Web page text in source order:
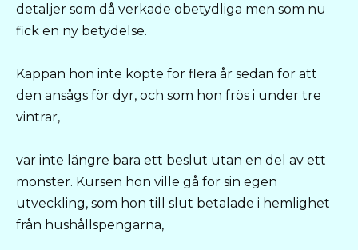
detaljer som då verkade obetydliga men som nu
fick en ny betydelse.
Kappan hon inte köpte för flera år sedan för att
den ansågs för dyr, och som hon frös i under tre
vintrar,
var inte längre bara ett beslut utan en del av ett
mönster. Kursen hon ville gå för sin egen
utveckling, som hon till slut betalade i hemlighet
från hushållspengarna,